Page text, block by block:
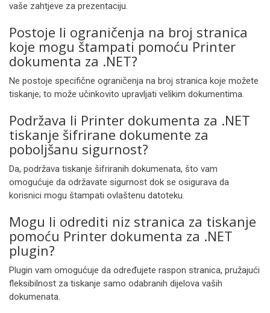
vaše zahtjeve za prezentaciju.
Postoje li ograničenja na broj stranica
koje mogu štampati pomoću Printer
dokumenta za .NET?
Ne postoje specifične ograničenja na broj stranica koje možete
tiskanje; to može učinkovito upravljati velikim dokumentima.
Podržava li Printer dokumenta za .NET
tiskanje šifrirane dokumente za
poboljšanu sigurnost?
Da, podržava tiskanje šifriranih dokumenata, što vam
omogućuje da održavate sigurnost dok se osigurava da
korisnici mogu štampati ovlaštenu datoteku.
Mogu li odrediti niz stranica za tiskanje
pomoću Printer dokumenta za .NET
plugin?
Plugin vam omogućuje da određujete raspon stranica, pružajući
fleksibilnost za tiskanje samo odabranih dijelova vaših
dokumenata.